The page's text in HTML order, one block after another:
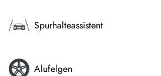
Spurhalteassistent
Alufelgen